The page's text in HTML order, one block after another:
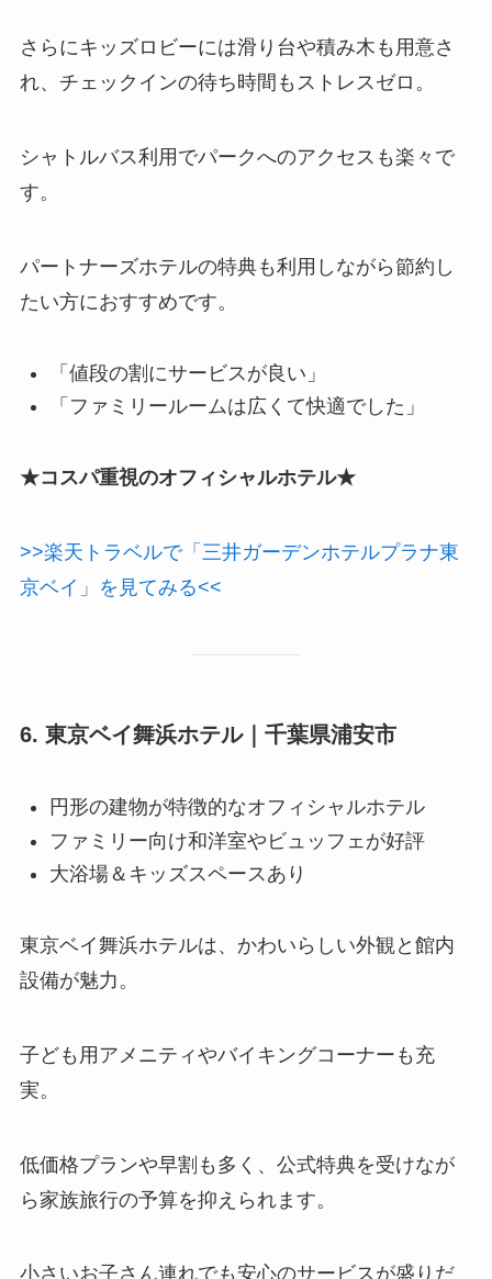
さらにキッズロビーには滑り台や積み木も用意さ
れ、チェックインの待ち時間もストレスゼロ。
シャトルバス利用でパークへのアクセスも楽々で
す。
パートナーズホテルの特典も利用しながら節約し
たい方におすすめです。
「値段の割にサービスが良い」
「ファミリールームは広くて快適でした」
★コスパ重視のオフィシャルホテル★
>>楽天トラベルで「三井ガーデンホテルプラナ東
京ベイ」を見てみる<<
6. 東京ベイ舞浜ホテル｜千葉県浦安市
円形の建物が特徴的なオフィシャルホテル
ファミリー向け和洋室やビュッフェが好評
大浴場＆キッズスペースあり
東京ベイ舞浜ホテルは、かわいらしい外観と館内
設備が魅力。
子ども用アメニティやバイキングコーナーも充
実。
低価格プランや早割も多く、公式特典を受けなが
ら家族旅行の予算を抑えられます。
小さいお子さん連れでも安心のサービスが盛りだ